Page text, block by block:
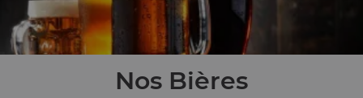
Nos Bières